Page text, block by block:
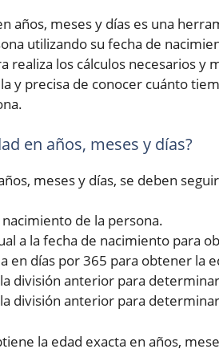
años, meses y días es una
utilizando su fecha de
realiza los cálculos necesarios y
y precisa de conocer cuánto
en años, meses y días?
meses y días, se deben
de la persona.
a la fecha de nacimiento para
en días por 365 para obtener la
división anterior para
división anterior para
la edad exacta en años,